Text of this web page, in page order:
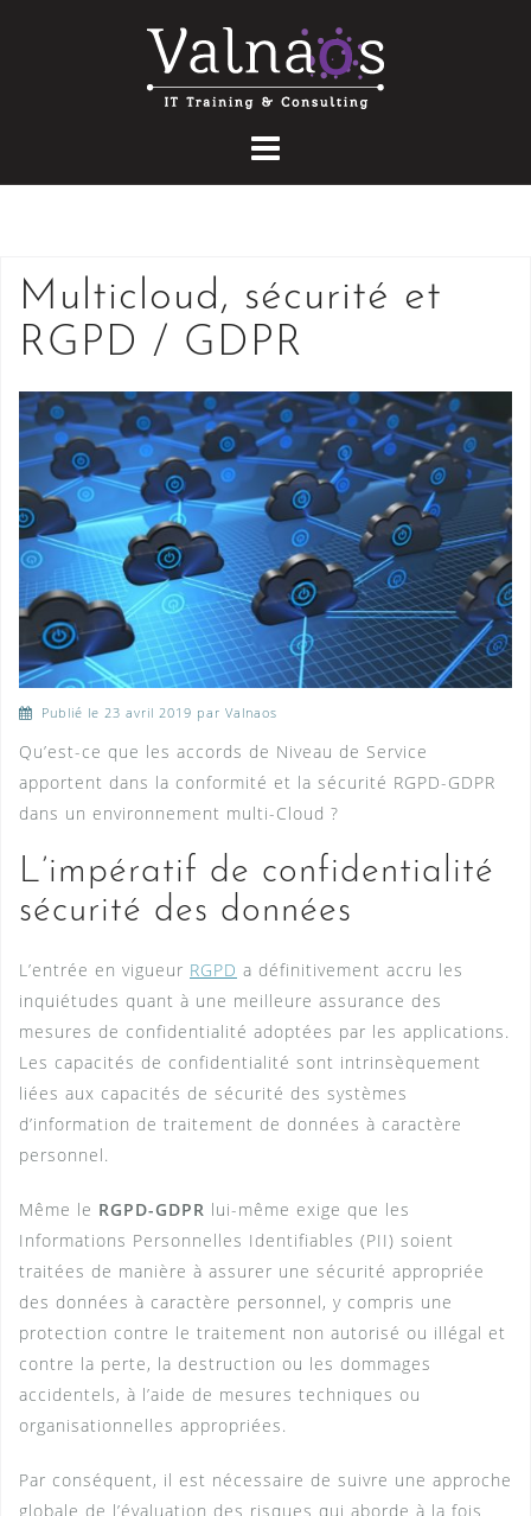
Multicloud, sécurité et
RGPD / GDPR
Publié le 23 avril 2019 par Valnaos
Qu’est-ce que les accords de Niveau de Service
apportent dans la conformité et la sécurité RGPD-GDPR
dans un environnement multi-Cloud ?
L’impératif de confidentialité
sécurité des données
L’entrée en vigueur RGPD a définitivement accru les
inquiétudes quant à une meilleure assurance des
mesures de confidentialité adoptées par les applications.
Les capacités de confidentialité sont intrinsèquement
liées aux capacités de sécurité des systèmes
d’information de traitement de données à caractère
personnel.
Même le RGPD-GDPR lui-même exige que les
Informations Personnelles Identifiables (PII) soient
traitées de manière à assurer une sécurité appropriée
des données à caractère personnel, y compris une
protection contre le traitement non autorisé ou illégal et
contre la perte, la destruction ou les dommages
accidentels, à l’aide de mesures techniques ou
organisationnelles appropriées.
Par conséquent, il est nécessaire de suivre une approche
globale de l’évaluation des risques qui aborde à la fois